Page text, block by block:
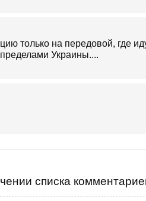
только на передовой, где
Украины....
списка